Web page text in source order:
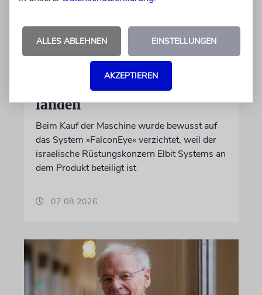
DUBLIN
Wegen Israel-Boykott:
Irisches Regierungsflugzeug
kann nicht mehr im Nebel
landen
Beim Kauf der Maschine wurde bewusst auf
das System »FalconEye« verzichtet, weil der
israelische Rüstungskonzern Elbit Systems an
dem Produkt beteiligt ist
07.08.2026
ALLES ABLEHNEN EINSTELLUNGEN
AKZEPTIEREN